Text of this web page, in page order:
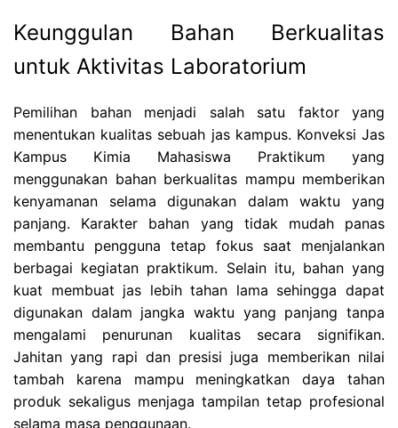
Keunggulan Bahan Berkualitas
untuk Aktivitas Laboratorium
Pemilihan bahan menjadi salah satu faktor yang
menentukan kualitas sebuah jas kampus. Konveksi Jas
Kampus Kimia Mahasiswa Praktikum yang
menggunakan bahan berkualitas mampu memberikan
kenyamanan selama digunakan dalam waktu yang
panjang. Karakter bahan yang tidak mudah panas
membantu pengguna tetap fokus saat menjalankan
berbagai kegiatan praktikum. Selain itu, bahan yang
kuat membuat jas lebih tahan lama sehingga dapat
digunakan dalam jangka waktu yang panjang tanpa
mengalami penurunan kualitas secara signifikan.
Jahitan yang rapi dan presisi juga memberikan nilai
tambah karena mampu meningkatkan daya tahan
produk sekaligus menjaga tampilan tetap profesional
selama masa penggunaan.